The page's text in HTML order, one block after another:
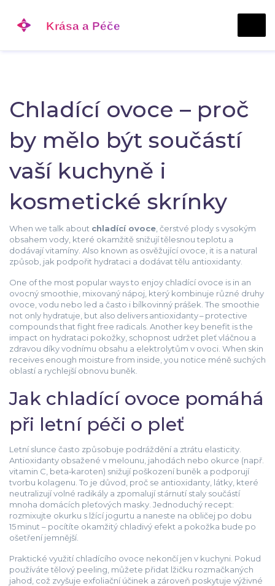
Chladící ovoce – proč
by mělo být součástí
vaší kuchyně i
kosmetické skrínky
When we talk about chladící ovoce čerstvé plody s vysokým
obsahem vody, které okamžitě snižují tělesnou teplotu a
dodávají vitamíny . Also known as osvěžující ovoce , it is a natural
způsob, jak podpořit hydrataci a dodávat tělu antioxidanty.
One of the most popular ways to enjoy chladící ovoce is in an
ovocný smoothie mixovaný nápoj, který kombinuje různé druhy
ovoce, vodu nebo led a často i bílkovinný prášek . The smoothie
not only hydratuje, but also delivers antioxidanty – protective
compounds that fight free radicals. Another key benefit is the
impact on hydrataci pokožky schopnost udržet pleť vláčnou a
zdravou díky vodnímu obsahu a elektrolytům v ovoci . When skin
receives enough moisture from inside, you notice méně suchých
oblastí a rychlejší obnovu buněk.
Jak chladící ovoce pomáhá
při letní péči o pleť
Letní slunce často způsobuje podráždění a ztrátu elasticity.
Antioxidanty obsažené v melounu, jahodách nebo okurce (např.
vitamin C, beta‑karoten) snižují poškození buněk a podporují
tvorbu kolagenu. To je důvod, proč se antioxidanty látky, které
neutralizují volné radikály a zpomalují stárnutístaly součástí
mnoha domácích pleťových masky. Jednoduchý recept:
rozmixujte okurku s lžící jogurtu a naneste na obličej po dobu
15 minut – pocítíte okamžitý chladivý efekt a pokožka bude po
ošetření jemnější.
Praktické využití chladícího ovoce nekončí jen v kuchyni. Pokud
používáte tělový peeling, můžete přidat lžičku rozmačkaných
jahod, což zvyšuje exfoliační účinek a zároveň poskytuje výživné